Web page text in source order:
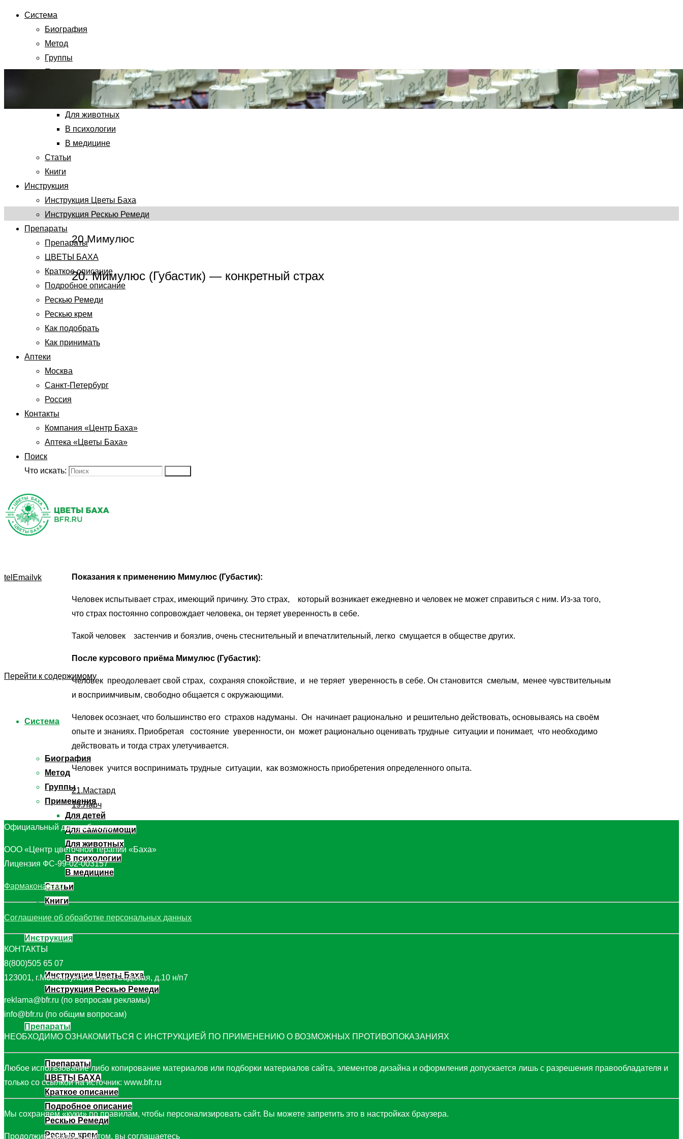
Система
Биография
Метод
Группы
Применения
Для детей
Для самопомощи
Для животных
В психологии
В медицине
Статьи
Книги
Инструкция
Инструкция Цветы Баха
Инструкция Рескью Ремеди
Препараты
Препараты
ЦВЕТЫ БАХА
Краткое описание
Подробное описание
Рескью Ремеди
Рескью крем
Как подобрать
Как принимать
Аптеки
Москва
Санкт-Петербург
Россия
Контакты
Компания «Центр Баха»
Аптека «Цветы Баха»
Поиск
Что искать:
tel Email vk
Перейти к содержимому
Система
Биография
Метод
Группы
Применения
Для детей
Для самопомощи
Для животных
В психологии
В медицине
Статьи
Книги
Инструкция
Инструкция Цветы Баха
Инструкция Рескью Ремеди
Препараты
Препараты
ЦВЕТЫ БАХА
Краткое описание
Подробное описание
Рескью Ремеди
Рескью крем
20.Мимулюс
20. Мимулюс (Губастик) — конкретный страх
Показания к применению Мимулюс (Губастик):
Человек испытывает страх, имеющий причину. Это страх, который возникает ежедневно и человек не может справиться с ним. Из-за того,
что страх постоянно сопровождает человека, он теряет уверенность в себе.
Такой человек застенчив и боязлив, очень стеснительный и впечатлительный, легко смущается в обществе других.
После курсового приёма Мимулюс (Губастик):
Человек преодолевает свой страх, сохраняя спокойствие, и не теряет уверенность в себе. Он становится смелым, менее чувствительным
и восприимчивым, свободно общается с окружающими.
Человек осознает, что большинство его страхов надуманы. Он начинает рационально и решительно действовать, основываясь на своём
опыте и знаниях. Приобретая состояние уверенности, он может рационально оценивать трудные ситуации и понимает, что необходимо
действовать и тогда страх улетучивается.
Человек учится воспринимать трудные ситуации, как возможность приобретения определенного опыта.
21.Мастард
19.Ларч
Официальный дистрибьютор
ООО «Центр цветочной терапии «Баха»
Лицензия ФС-99-02-003157
Фармаконадзор
Соглашение об обработке персональных данных
КОНТАКТЫ
8(800)505 65 07
123001, г.Москва ул.Большая Садовая, д.10 н/п7
reklama@bfr.ru (по вопросам рекламы)
info@bfr.ru (по общим вопросам)
НЕОБХОДИМО ОЗНАКОМИТЬСЯ С ИНСТРУКЦИЕЙ ПО ПРИМЕНЕНИЮ О ВОЗМОЖНЫХ ПРОТИВОПОКАЗАНИЯХ
Любое использование либо копирование материалов или подборки материалов сайта, элементов дизайна и оформления допускается лишь с разрешения правообладателя и
только со ссылкой на источник: www.bfr.ru
Мы сохраняем «куки» по правилам, чтобы персонализировать сайт. Вы можете запретить это в настройках браузера.
Продолжив работу с сайтом, вы соглашаетесь